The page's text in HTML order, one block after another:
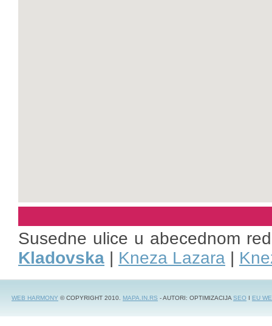
Susedne ulice u abecednom
Kladovska | Kneza Lazara |
WEB HARMONY © COPYRIGHT 2010. MAPA.IN.RS - AUTORI: OPTIMIZACIJASEO I EU